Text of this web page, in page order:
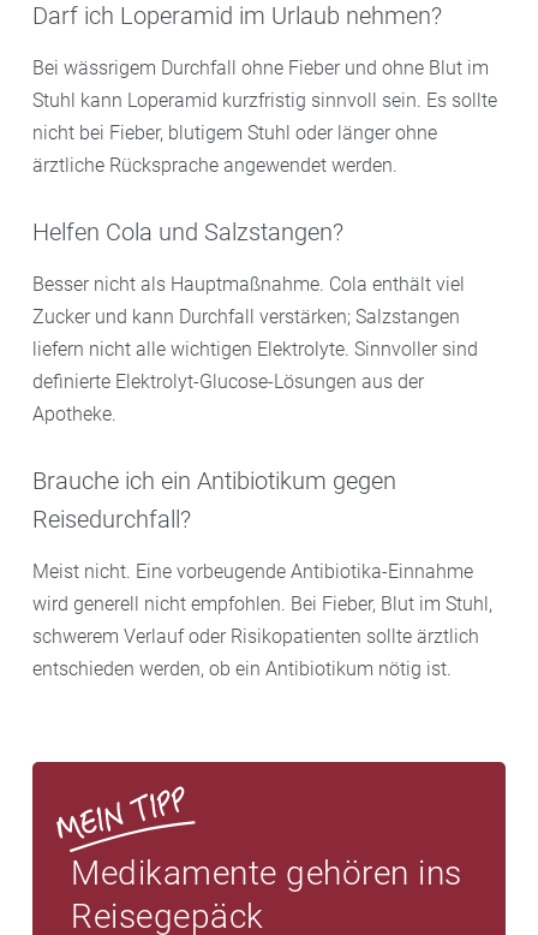
Darf ich Loperamid im Urlaub nehmen?
Bei wässrigem Durchfall ohne Fieber und ohne Blut im
Stuhl kann Loperamid kurzfristig sinnvoll sein. Es sollte
nicht bei Fieber, blutigem Stuhl oder länger ohne
ärztliche Rücksprache angewendet werden.
Helfen Cola und Salzstangen?
Besser nicht als Hauptmaßnahme. Cola enthält viel
Zucker und kann Durchfall verstärken; Salzstangen
liefern nicht alle wichtigen Elektrolyte. Sinnvoller sind
definierte Elektrolyt-Glucose-Lösungen aus der
Apotheke.
Brauche ich ein Antibiotikum gegen
Reisedurchfall?
Meist nicht. Eine vorbeugende Antibiotika-Einnahme
wird generell nicht empfohlen. Bei Fieber, Blut im Stuhl,
schwerem Verlauf oder Risikopatienten sollte ärztlich
entschieden werden, ob ein Antibiotikum nötig ist.
Medikamente gehören ins
Reisegepäck